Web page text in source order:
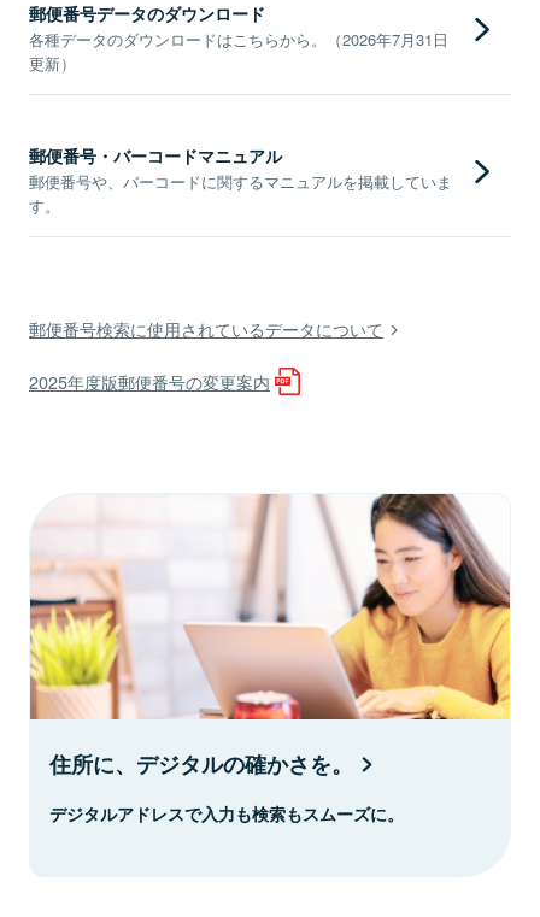
郵便番号データのダウンロード
各種データのダウンロードはこちらから。（2026年7月31日
更新）
郵便番号・バーコードマニュアル
郵便番号や、バーコードに関するマニュアルを掲載していま
す。
郵便番号検索に使用されているデータについて
2025年度版郵便番号の変更案内
住所に、デジタルの確かさを。
デジタルアドレスで入力も検索もスムーズに。